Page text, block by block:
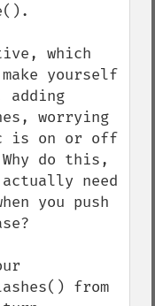
which
yourself
worrying
is on or off
do this,
need
you push
from